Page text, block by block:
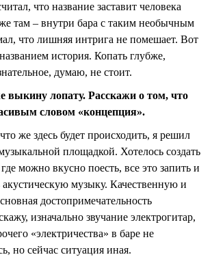
что название заставит человека
же там – внутри бара с таким необычным
что лишняя интрига не помешает. Вот
история. Копать глубже,
думаю, не стоит.
выкину лопату. Расскажи о том, что
словом «концепция».
же здесь будет происходить, я решил
площадкой. Хотелось создать
можно вкусно поесть, все это запить и
музыку. Качественную и
достопримечательность
изначально звучание электрогитар,
«электричества» в баре не
но сейчас ситуация иная.